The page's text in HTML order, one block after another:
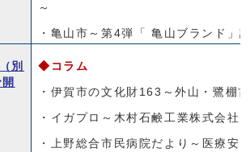
～
・亀山市～第4弾「 亀山ブランド」
（別
◆コラム
・伊賀市の文化財163～外山・鷺棚
・イガプロ～木村石鹸工業株式会社
・上野総合市民病院だより～医療安